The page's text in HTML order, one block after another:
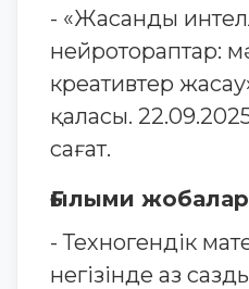
- «Жасанды
нейротораптар:
креативтер
қаласы.
сағат.
Ғылыми
- Техногендiк
негiзiнде аз